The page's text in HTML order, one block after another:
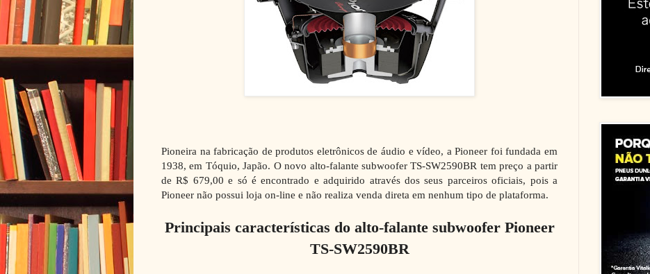
Pioneira na fabricação de produtos eletrônicos de áudio e vídeo, a Pioneer foi fundada em
1938, em Tóquio, Japão. O novo alto-falante subwoofer TS-SW2590BR tem preço a partir
de R$ 679,00 e só é encontrado e adquirido através dos seus parceiros oficiais, pois a
Pioneer não possui loja on-line e não realiza venda direta em nenhum tipo de plataforma.
Principais características do alto-falante subwoofer Pioneer
TS-SW2590BR